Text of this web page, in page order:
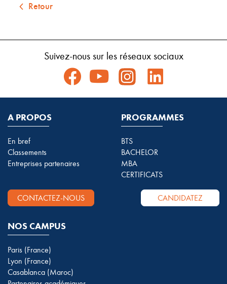
Retour
Suivez-nous sur les réseaux sociaux
A PROPOS
En bref
Classements
Entreprises partenaires
PROGRAMMES
BTS
BACHELOR
MBA
CERTIFICATS
CONTACTEZ-NOUS CANDIDATEZ
NOS CAMPUS
Paris (France)
Lyon (France)
Casablanca (Maroc)